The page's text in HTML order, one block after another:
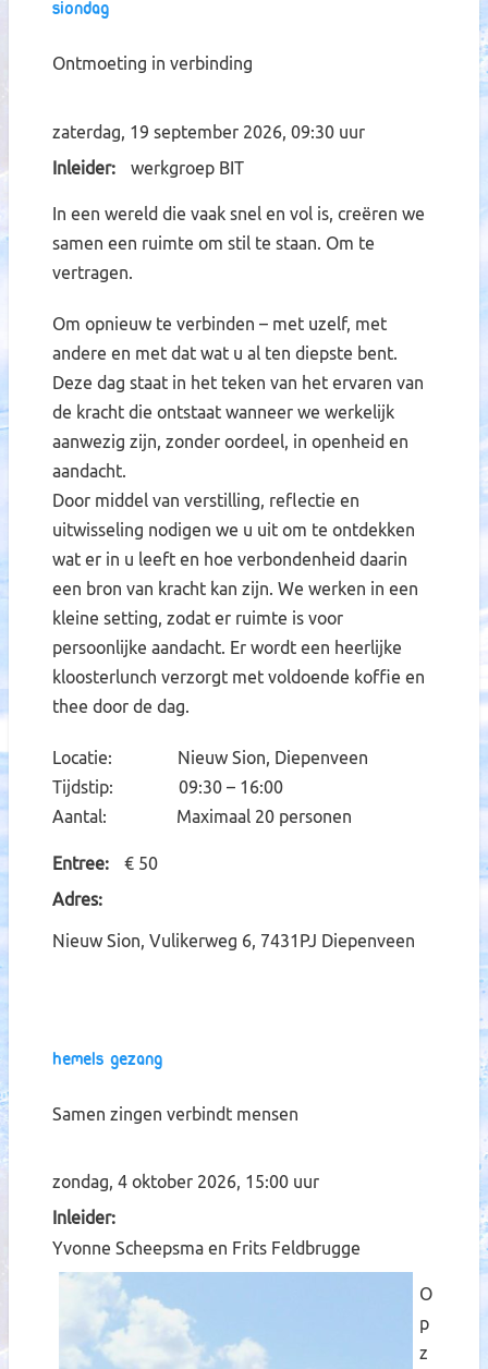
Siondag
Ontmoeting in verbinding
zaterdag, 19 september 2026, 09:30 uur
Inleider
werkgroep BIT
In een wereld die vaak snel en vol is, creëren we
samen een ruimte om stil te staan. Om te
vertragen.
Om opnieuw te verbinden – met uzelf, met
andere en met dat wat u al ten diepste bent.
Deze dag staat in het teken van het ervaren van
de kracht die ontstaat wanneer we werkelijk
aanwezig zijn, zonder oordeel, in openheid en
aandacht.
Door middel van verstilling, reflectie en
uitwisseling nodigen we u uit om te ontdekken
wat er in u leeft en hoe verbondenheid daarin
een bron van kracht kan zijn. We werken in een
kleine setting, zodat er ruimte is voor
persoonlijke aandacht. Er wordt een heerlijke
kloosterlunch verzorgt met voldoende koffie en
thee door de dag.
Locatie: Nieuw Sion, Diepenveen
Tijdstip: 09:30 – 16:00
Aantal: Maximaal 20 personen
Entree
€ 50
Adres
Nieuw Sion, Vulikerweg 6, 7431PJ Diepenveen
Hemels Gezang
Samen zingen verbindt mensen
zondag, 4 oktober 2026, 15:00 uur
Inleider
Yvonne Scheepsma en Frits Feldbrugge
O
p
z